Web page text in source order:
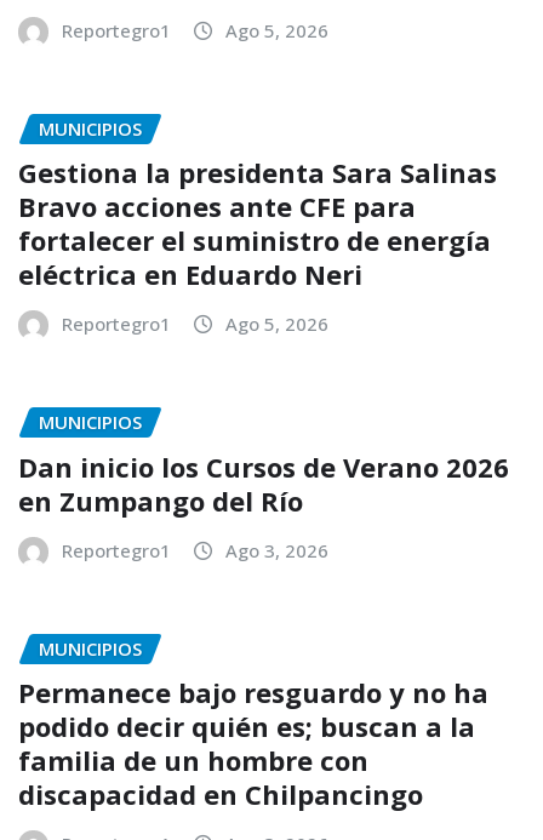
Reportegro1 Ago 5, 2026
MUNICIPIOS
Gestiona la presidenta Sara Salinas
Bravo acciones ante CFE para
fortalecer el suministro de energía
eléctrica en Eduardo Neri
Reportegro1 Ago 5, 2026
MUNICIPIOS
Dan inicio los Cursos de Verano 2026
en Zumpango del Río
Reportegro1 Ago 3, 2026
MUNICIPIOS
Permanece bajo resguardo y no ha
podido decir quién es; buscan a la
familia de un hombre con
discapacidad en Chilpancingo